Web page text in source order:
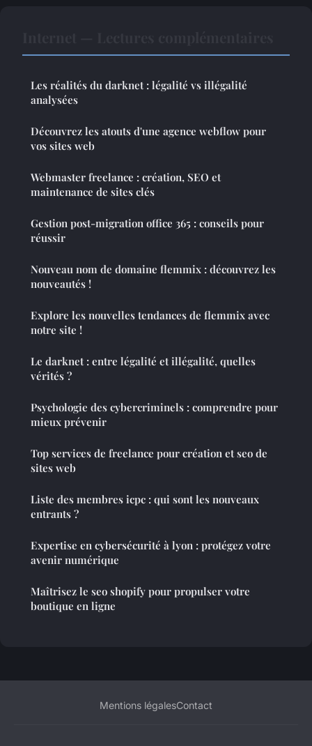
Les réalités du darknet : légalité vs illégalité
analysées
Découvrez les atouts d'une agence webflow pour
vos sites web
Webmaster freelance : création, SEO et
maintenance de sites clés
Gestion post-migration office 365 : conseils pour
réussir
Nouveau nom de domaine flemmix : découvrez les
nouveautés !
Explore les nouvelles tendances de flemmix avec
notre site !
Le darknet : entre légalité et illégalité, quelles
vérités ?
Psychologie des cybercriminels : comprendre pour
mieux prévenir
Top services de freelance pour création et seo de
sites web
Liste des membres icpc : qui sont les nouveaux
entrants ?
Expertise en cybersécurité à lyon : protégez votre
avenir numérique
Maîtrisez le seo shopify pour propulser votre
boutique en ligne
Mentions légalesContact